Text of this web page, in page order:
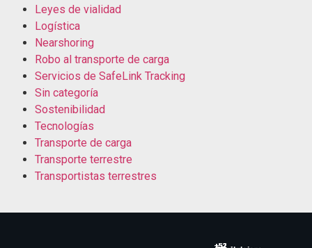
Leyes de vialidad
Logística
Nearshoring
Robo al transporte de carga
Servicios de SafeLink Tracking
Sin categoría
Sostenibilidad
Tecnologías
Transporte de carga
Transporte terrestre
Transportistas terrestres
+52
+52
+52
+52